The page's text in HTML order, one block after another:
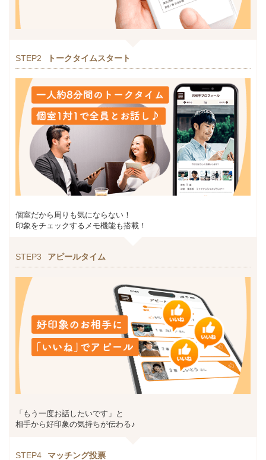
STEP2 トークタイムスタート
個室だから周りも気にならない！
印象をチェックするメモ機能も搭載！
STEP3 アピールタイム
「もう一度お話したいです」と
相手から好印象の気持ちが伝わる♪
STEP4 マッチング投票